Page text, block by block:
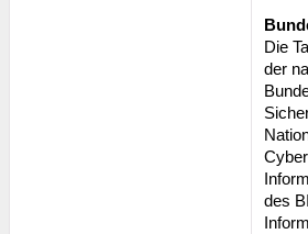
Die
der
des